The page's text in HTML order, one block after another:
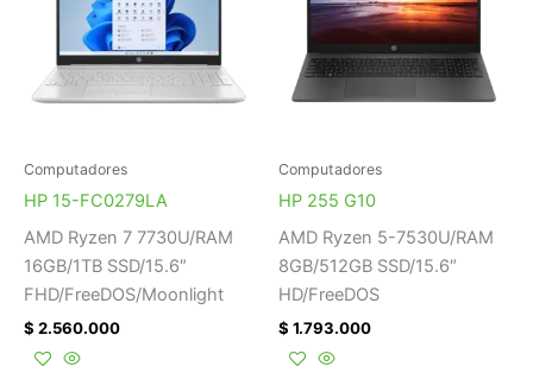
Computadores
HP 15-FC0279LA
AMD Ryzen 7 7730U/RAM
16GB/1TB SSD/15.6″
FHD/FreeDOS/Moonlight
$ 2.560.000
Computadores
HP 255 G10
AMD Ryzen 5-7530U/RAM
8GB/512GB SSD/15.6″
HD/FreeDOS
$ 1.793.000